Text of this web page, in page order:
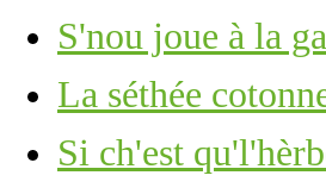
S'nou joue à la
La séthée
Si ch'est